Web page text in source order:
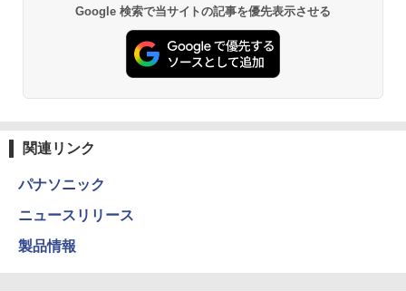
Google 検索で当サイトの記事を優先表示させる
関連リンク
パナソニック
ニュースリリース
製品情報